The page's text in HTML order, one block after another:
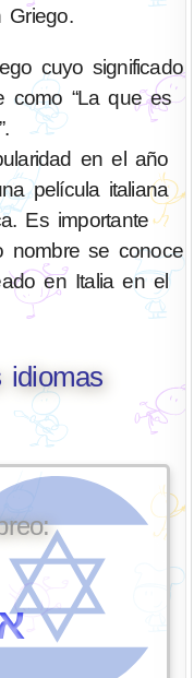
Griego.
cuyo significado
como “La que es
en el año
película italiana
Es importante
nombre se conoce
en Italia en el
idiomas